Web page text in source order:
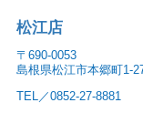
松江店
〒690-0053
島根県松江市本郷町1-
TEL／0852-27-8881